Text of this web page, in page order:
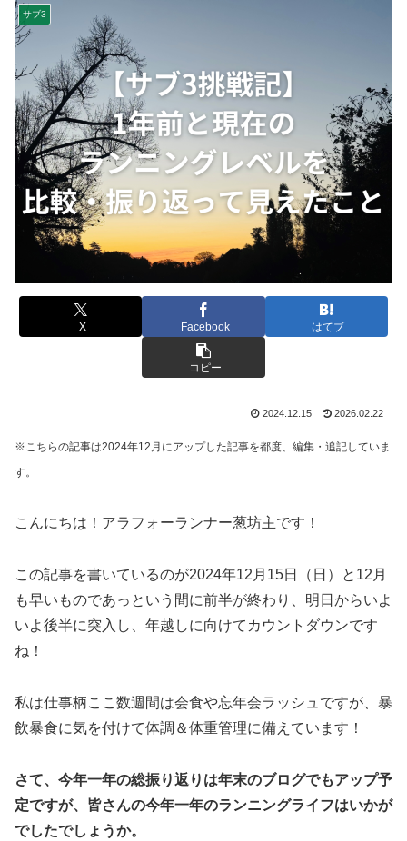
サブ3
X Facebook はてブ
コピー
2024.12.15 2026.02.22
※こちらの記事は2024年12月にアップした記事を都度、編集・追記していま
す。
こんにちは！アラフォーランナー葱坊主です！
この記事を書いているのが2024年12月15日（日）と12月
も早いものであっという間に前半が終わり、明日からいよ
いよ後半に突入し、年越しに向けてカウントダウンです
ね！
私は仕事柄ここ数週間は会食や忘年会ラッシュですが、暴
飲暴食に気を付けて体調＆体重管理に備えています！
さて、今年一年の総振り返りは年末のブログでもアップ予
定ですが、皆さんの今年一年のランニングライフはいかが
でしたでしょうか。